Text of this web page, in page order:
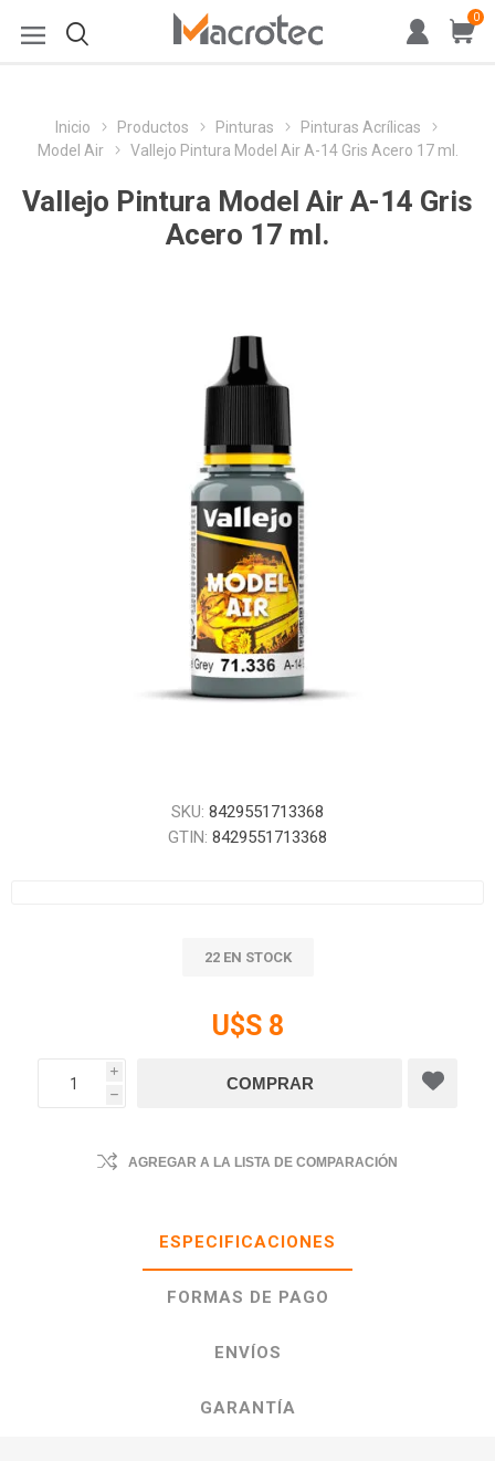
0
Inicio Productos Pinturas
Pinturas Acrílicas
Model Air
Vallejo Pintura Model Air A-14 Gris Acero 17 ml.
Vallejo Pintura Model Air A-14 Gris
Acero 17 ml.
SKU: 8429551713368
GTIN: 8429551713368
22 EN STOCK
U$S 8
i
h
AGREGAR A LA LISTA DE COMPARACIÓN
ESPECIFICACIONES
FORMAS DE PAGO
ENVÍOS
GARANTÍA